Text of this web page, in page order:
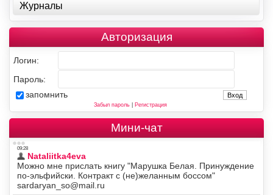
Журналы
Авторизация
Логин:
Пароль:
запомнить
Забыл пароль| Регистрация
Мини-чат